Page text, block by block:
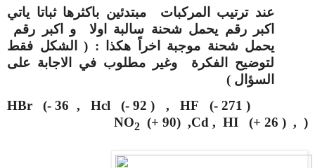
عند ترتيب المركبات مبتدئين باكثرها ثباتا ياتي
اكبر رقم يحمل شحنة سالبة اولا و اكبر رقم
يحمل شحنة موجبة اخراً هكذا : ( الشكل فقط
لتوضيح الفكرة وغير مطلوب في الاجابة على
السؤال )
, HF (- 271 )
Hcl (- 92 )
,
HBr (- 36
)
,
HI (+ 26 )
,
Cd
,
NO2 (+ 90)